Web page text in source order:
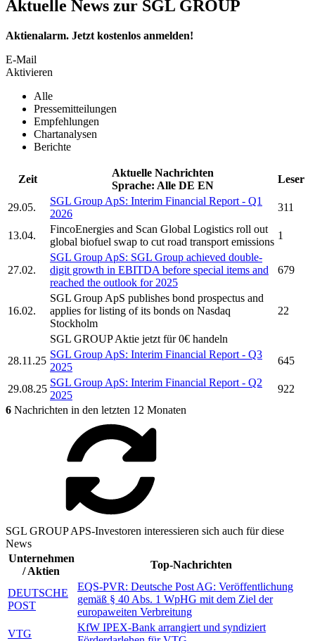
Aktuelle News zur SGL GROUP
Aktienalarm. Jetzt kostenlos anmelden!
E-Mail
Aktivieren
Alle
Pressemitteilungen
Empfehlungen
Chartanalysen
Berichte
Zeit
Aktuelle Nachrichten
Sprache: Alle DE EN
Leser
29.05.
SGL Group ApS: Interim Financial Report - Q1
2026
311
13.04.
FincoEnergies and Scan Global Logistics roll out
global biofuel swap to cut road transport emissions
1
27.02.
SGL Group ApS: SGL Group achieved double-
digit growth in EBITDA before special items and
reached the outlook for 2025
679
16.02.
SGL Group ApS publishes bond prospectus and
applies for listing of its bonds on Nasdaq
Stockholm
22
SGL GROUPAktie jetzt für 0€ handeln
28.11.25
SGL Group ApS: Interim Financial Report - Q3
2025
645
29.08.25
SGL Group ApS: Interim Financial Report - Q2
2025
922
6 Nachrichten in den letzten 12 Monaten
SGL GROUP APS-Investoren interessieren sich auch für diese
News
Unternehmen
/ Aktien
Top-Nachrichten
DEUTSCHE
POST
EQS-PVR: Deutsche Post AG: Veröffentlichung
gemäß § 40 Abs. 1 WpHG mit dem Ziel der
europaweiten Verbreitung
VTG
KfW IPEX-Bank arrangiert und syndiziert